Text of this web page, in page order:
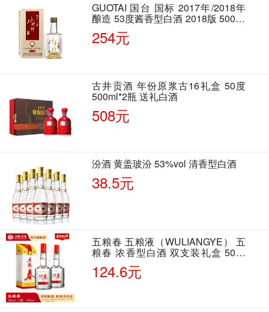
GUOTAI 国台 国标 2017年/2018年
酿造 53度酱香型白酒 2018版 500ml
单瓶装
254元
古井贡酒 年份原浆古16礼盒 50度
500ml*2瓶 送礼白酒
508元
汾酒 黄盖玻汾 53%vol 清香型白酒
38.5元
五粮春 五粮液（WULIANGYE） 五
粮春 浓香型白酒 双支装礼盒 50度
500ml*2瓶 含酒具
124.6元